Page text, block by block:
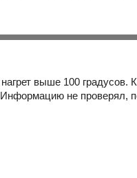
выше 100 градусов.
не проверял,